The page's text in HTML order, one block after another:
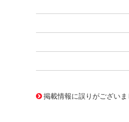
掲載情報に誤りがござい